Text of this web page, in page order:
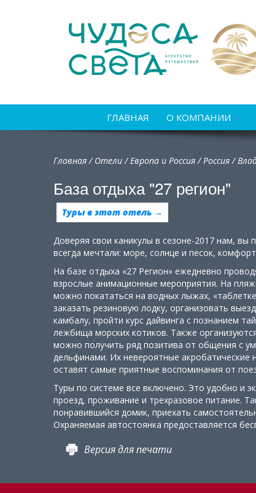
ГЛАВНАЯ О КОМПАНИИ
Главная/ Отели/Европа и Россия/Россия/
База отдыха "27 регион"
Туры в этот отель →
Доверяя свои каникулы в сезоне-2017 нам, вы
всегда мечтали: море, солнце и песок,
На базе отдыха «27 Регион» ежедневно
взрослые анимационные мероприятия. На
можно покататься на водных лыжах,
заказать резиновую лодку, организовать
камбалу, пройти курс дайвинга с познанием
лежбища морских котиков. Также
можно получить ряд позитива от общения с
дельфинами. Их невероятные акробатические
оставят самые приятные воспоминания от
Туры по системе все включено. Это удобно и
проезд, проживание и трехразовое питание.
понравившийся домик, приехать
Охраняемая автостоянка предоставляется
Версия для печати